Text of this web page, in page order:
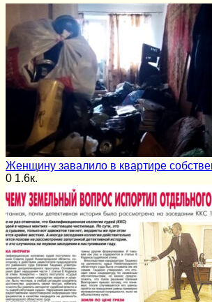
Женщину завалило в квартире
0 1.6к.